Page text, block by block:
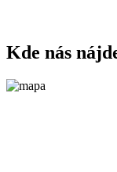
Kde nás